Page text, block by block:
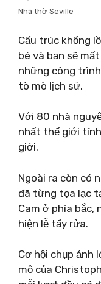
Nhà thờ Seville
Cấu trúc khổng
bé và bạn sẽ
những công
tò mò lịch sử.
Với 80 nhà
nhất thế giới
giới.
Ngoài ra còn có
đã từng tọa lạc
Cam ở phía
hiện lễ tẩy rửa.
Cơ hội chụp ảnh
mộ của